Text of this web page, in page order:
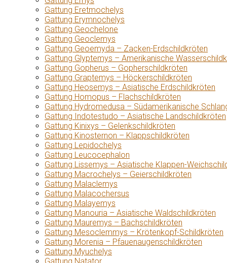
Gattung Eretmochelys
Gattung Erymnochelys
Gattung Geochelone
Gattung Geoclemys
Gattung Geoemyda – Zacken-Erdschildkröten
Gattung Glyptemys – Amerikanische
Gattung Gopherus – Gopherschildkröten
Gattung Graptemys – Höckerschildkröten
Gattung Heosemys – Asiatische Erdschildkröten
Gattung Homopus – Flachschildkröten
Gattung Hydromedusa – Südamerikanische
Gattung Indotestudo – Asiatische Landschildkröten
Gattung Kinixys – Gelenkschildkröten
Gattung Kinosternon – Klappschildkröten
Gattung Lepidochelys
Gattung Leucocephalon
Gattung Lissemys – Asiatische Klappen-
Gattung Macrochelys – Geierschildkröten
Gattung Malaclemys
Gattung Malacochersus
Gattung Malayemys
Gattung Manouria – Asiatische Waldschildkröten
Gattung Mauremys – Bachschildkröten
Gattung Mesoclemmys – Krötenkopf-Schildkröten
Gattung Morenia – Pfauenaugenschildkröten
Gattung Myuchelys